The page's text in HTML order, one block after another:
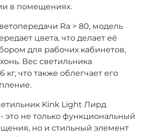
в помещениях.
Ra > 80, модель
цвета, что делает её
для рабочих кабинетов,
Вес светильника
кг, что также облегчает его
Kink Light Лирд
- это не только функциональный
но и стильный элемент